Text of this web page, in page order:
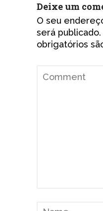
Deixe um
O seu
será publicado.
obrigatórios